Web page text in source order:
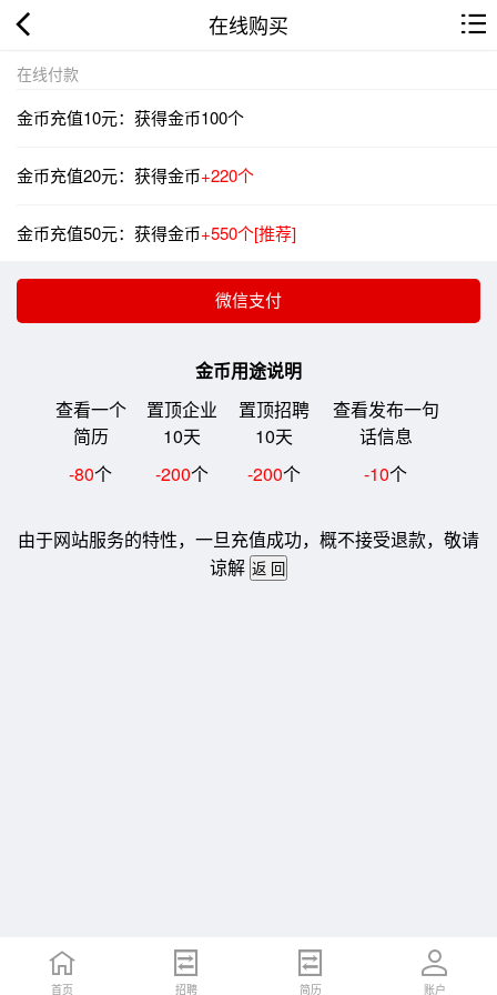
在线购买
在线付款
金币充值10元：获得金币100个
金币充值20元：获得金币+220个
金币充值50元：获得金币+550个[推荐]
金币用途说明
查看一个
简历
置顶企业
10天
置顶招聘
10天
查看发布一句
话信息
-80个 -200个 -200个 -10个
由于网站服务的特性，一旦充值成功，概不接受退款，敬请
谅解
首页 招聘 简历 账户